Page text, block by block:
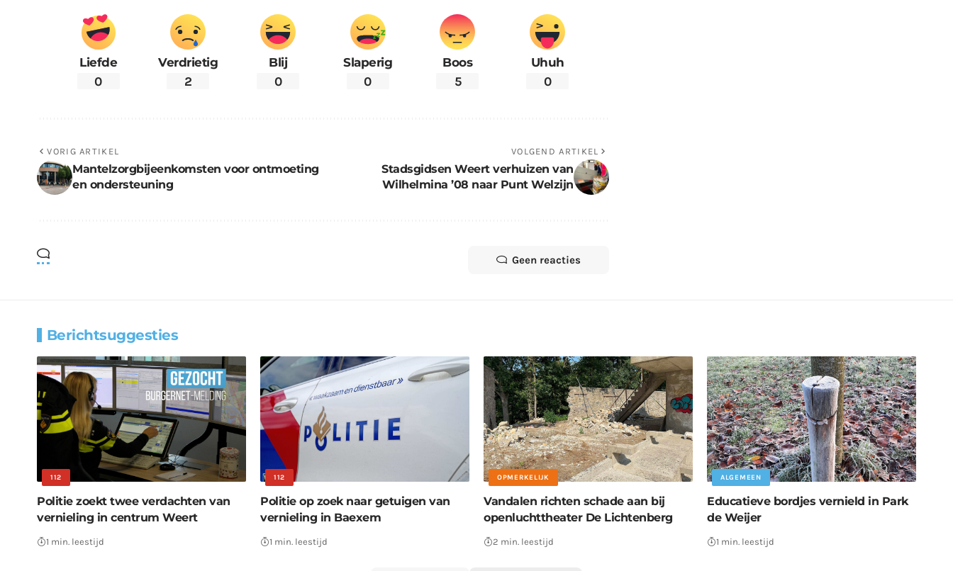
Liefde
0
Verdrietig
2
Blij
0
Slaperig
0
Boos
5
Uhuh
0
VORIG ARTIKEL
Mantelzorgbijeenkomsten voor ontmoeting
en ondersteuning
VOLGEND ARTIKEL
Stadsgidsen Weert verhuizen van
Wilhelmina ’08 naar Punt Welzijn
Geen reacties
Berichtsuggesties
112
Politie zoekt twee verdachten van
vernieling in centrum Weert
1 min. leestijd
112
Politie op zoek naar getuigen van
vernieling in Baexem
1 min. leestijd
OPMERKELIJK
Vandalen richten schade aan bij
openluchttheater De Lichtenberg
2 min. leestijd
ALGEMEEN
Educatieve bordjes vernield in Park
de Weijer
1 min. leestijd